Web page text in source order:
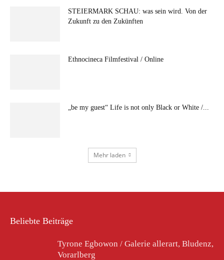
STEIERMARK SCHAU: was sein wird. Von der
Zukunft zu den Zukünften
Ethnocineca Filmfestival / Online
„be my guest“ Life is not only Black or White /...
Mehr laden
Beliebte Beiträge
Tyrone Egbowon / Galerie allerart, Bludenz,
Vorarlberg